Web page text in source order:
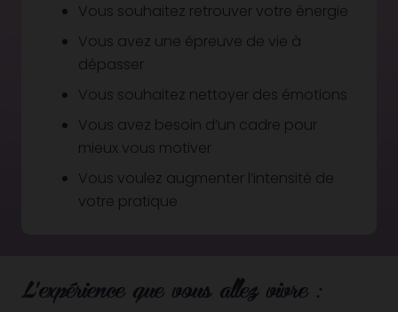
Vous souhaitez retrouver votre énergie
Vous avez une épreuve de vie à
dépasser
Vous souhaitez nettoyer des émotions
Vous avez besoin d’un cadre pour
mieux vous motiver
Vous voulez augmenter l’intensité de
votre pratique
L’expérience que vous allez vivre :